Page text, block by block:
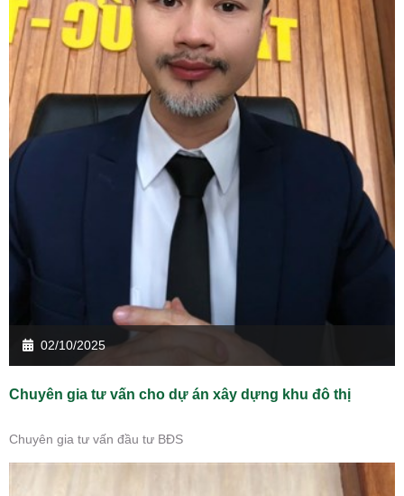
02/10/2025
Chuyên gia tư vấn cho dự án xây dựng khu đô thị
Chuyên gia tư vấn đầu tư BĐS